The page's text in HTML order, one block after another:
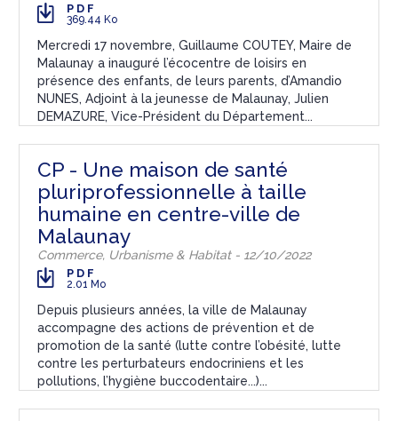
PDF
369.44 Ko
Mercredi 17 novembre, Guillaume COUTEY, Maire de
Malaunay a inauguré l’écocentre de loisirs en
présence des enfants, de leurs parents, d’Amandio
NUNES, Adjoint à la jeunesse de Malaunay, Julien
DEMAZURE, Vice-Président du Département...
CP - Une maison de santé
pluriprofessionnelle à taille
humaine en centre-ville de
Malaunay
Commerce, Urbanisme & Habitat - 12/10/2022
PDF
2.01 Mo
Depuis plusieurs années, la ville de Malaunay
accompagne des actions de prévention et de
promotion de la santé (lutte contre l’obésité, lutte
contre les perturbateurs endocriniens et les
pollutions, l’hygiène buccodentaire...)...